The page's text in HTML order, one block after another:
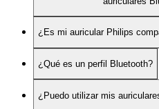
¿Es mi auricular Philips
¿Qué es un perfil Bluetooth?
¿Puedo utilizar mis